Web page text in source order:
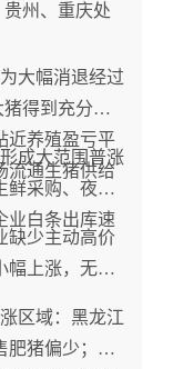
州、重庆处
大幅消退经过
得到充分消
近养殖盈亏平
流通生猪供给
成大范围普涨
鲜采购、夜市
业白条出库速
缺少主动高价
幅上涨，无法
区域：黑龙江
肥猪偏少；下